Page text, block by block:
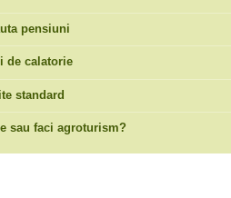
pensiuni
de calatorie
standard
sau faci agroturism?